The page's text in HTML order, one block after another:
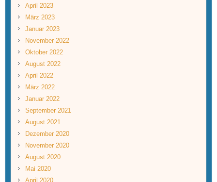
April 2023
März 2023
Januar 2023
November 2022
Oktober 2022
August 2022
April 2022
März 2022
Januar 2022
September 2021
August 2021
Dezember 2020
November 2020
August 2020
Mai 2020
April 2020